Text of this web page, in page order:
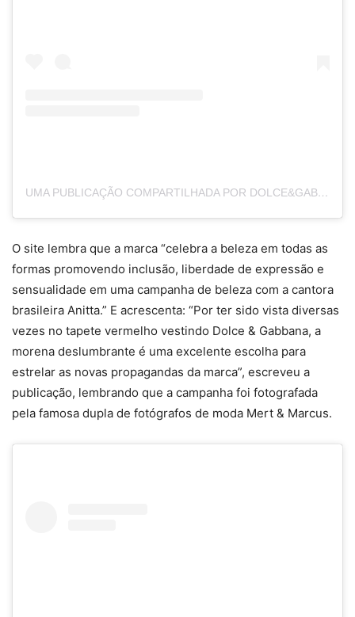
UMA PUBLICAÇÃO COMPARTILHADA POR DOLCE&GABBANA (@DOLCEGABBANA)
O site lembra que a marca “celebra a beleza em todas as
formas promovendo inclusão, liberdade de expressão e
sensualidade em uma campanha de beleza com a cantora
brasileira Anitta.” E acrescenta: “Por ter sido vista diversas
vezes no tapete vermelho vestindo Dolce & Gabbana, a
morena deslumbrante é uma excelente escolha para
estrelar as novas propagandas da marca”, escreveu a
publicação, lembrando que a campanha foi fotografada
pela famosa dupla de fotógrafos de moda Mert & Marcus.